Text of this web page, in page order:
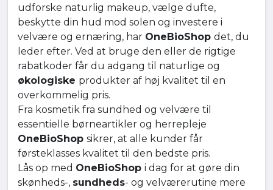
udforske naturlig makeup, vælge dufte,
beskytte din hud mod solen og investere i
velvære og ernæring, har OneBioShop det, du
leder efter. Ved at bruge den eller de rigtige
rabatkoder får du adgang til naturlige og
økologiske produkter af høj kvalitet til en
overkommelig pris.
Fra kosmetik fra sundhed og velvære til
essentielle børneartikler og herrepleje
OneBioShop sikrer, at alle kunder får
førsteklasses kvalitet til den bedste pris.
Lås op med OneBioShop i dag for at gøre din
skønheds-, sundheds- og velværerutine mere